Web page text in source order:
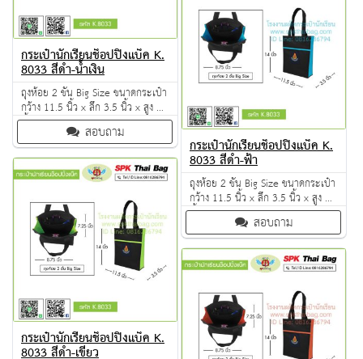
กระเป๋านักเรียนช็อปปิ้งแบ็ค K.
8033 สีดำ-น้ำเงิน
ถุงห้อย 2 ชั้น Big Size ขนาดกระเป๋า
กว้าง 11.5 นิ้ว x ลึก 3.5 นิ้ว x สูง 14
นิ้ว ผลิตจากวัตถุดิบเกรด A ฝีมือการ
เย็บดี ดูแลทุกขั้นตอน QC งาน 100%
จำนวนผลิตขั้นต่ำ 50 ใบ
สอบถาม
กระเป๋านักเรียนช็อปปิ้งแบ็ค K.
8033 สีดำ-ฟ้า
ถุงห้อย 2 ชั้น Big Size ขนาดกระเป๋า
กว้าง 11.5 นิ้ว x ลึก 3.5 นิ้ว x สูง 14
นิ้ว ผลิตจากวัตถุดิบเกรด A ฝีมือการ
เย็บดี ดูแลทุกขั้นตอน QC งาน 100%
จำนวนผลิตขั้นต่ำ 50 ใบ
สอบถาม
กระเป๋านักเรียนช็อปปิ้งแบ็ค K.
8033 สีดำ-เขียว